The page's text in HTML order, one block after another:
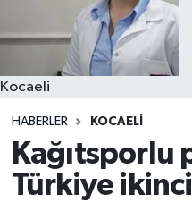
Kocaeli
HABERLER KOCAELI
Kağıtsporlu
Türkiye